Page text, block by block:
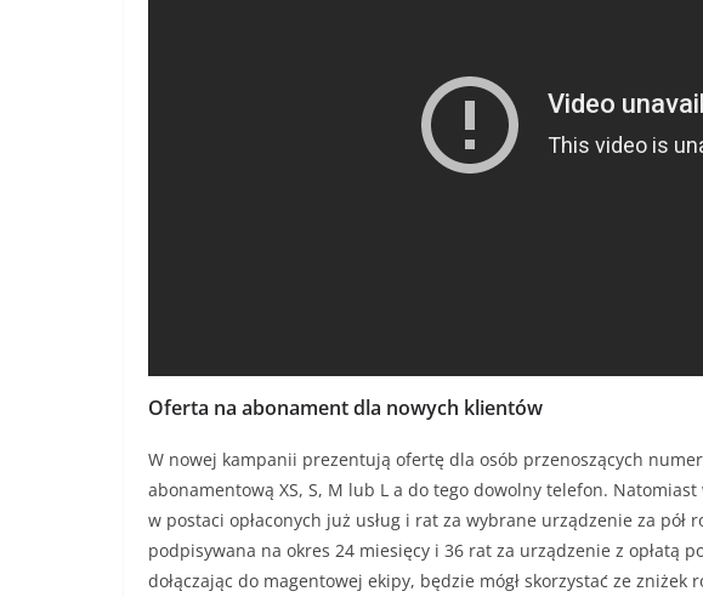
Oferta na abonament dla nowych klientów
W nowej kampanii prezentują ofertę dla osób przenoszących
abonamentową XS, S, M lub L a do tego dowolny telefon.
w postaci opłaconych już usług i rat za wybrane urządzenie za pół
podpisywana na okres 24 miesięcy i 36 rat za urządzenie z opłatą
dołączając do magentowej ekipy, będzie mógł skorzystać ze